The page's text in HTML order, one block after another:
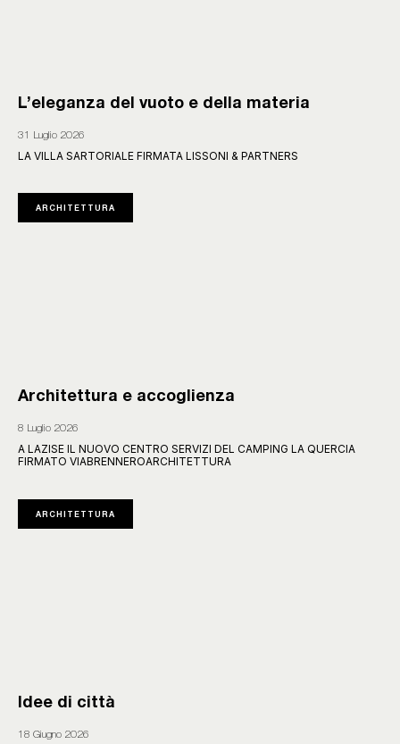
L’eleganza del vuoto e della materia
31 Luglio 2026
LA VILLA SARTORIALE FIRMATA LISSONI & PARTNERS
ARCHITETTURA
Architettura e accoglienza
8 Luglio 2026
A LAZISE IL NUOVO CENTRO SERVIZI DEL CAMPING LA QUERCIA
FIRMATO VIABRENNEROARCHITETTURA
ARCHITETTURA
Idee di città
18 Giugno 2026